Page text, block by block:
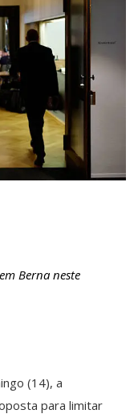
Berna neste
(14), a
para limitar